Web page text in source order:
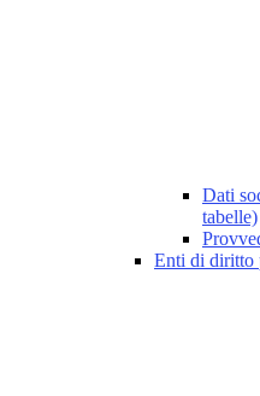
Dati
tabelle)
Enti di diritto